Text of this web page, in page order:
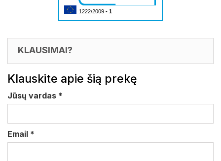
1222/2009 - 1
KLAUSIMAI?
Klauskite apie šią prekę
Jūsų vardas *
Email *